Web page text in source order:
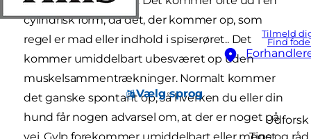
Tilmeld
Find
Vælg sprog
Udforsk
cylindrisk form, da det, der kommer op, som
regel er mad eller indhold i spiserøret.. Det
kommer umiddelbart ubesværet op uden
muskelsammentrækninger. Normalt kommer
det ganske spontant op, så hverken du eller din
hund får nogen advarsel om, at der er noget på